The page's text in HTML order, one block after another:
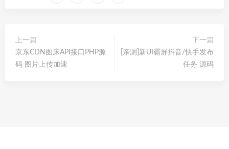
上一篇
京东CDN图床API接口PHP源
码 图片上传加速
下一篇
[亲测]新UI霸屏抖音/快手发布
任务 源码